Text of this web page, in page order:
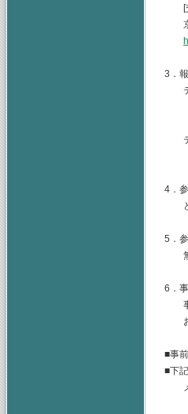
[交
京
3．
テ
報
テ
報
4．
ど
5．
無
6．
事
お
■事
■下
メ
・